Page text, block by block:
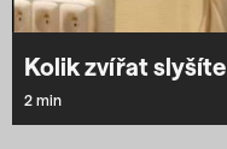
Kolik zvířat
2 min